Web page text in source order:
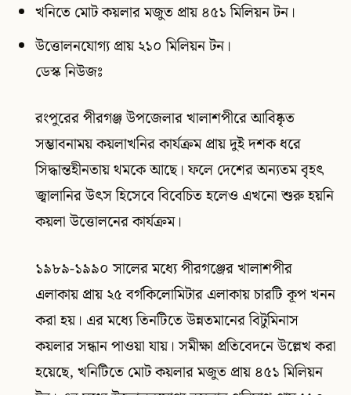
খনিতে মোট কয়লার মজুত প্রায় ৪৫১ মিলিয়ন টন।
উত্তোলনযোগ্য প্রায় ২১০ মিলিয়ন টন।
ডেস্ক নিউজঃ
রংপুরের পীরগঞ্জ উপজেলার খালাশপীরে আবিষ্কৃত
সম্ভাবনাময় কয়লাখনির কার্যক্রম প্রায় দুই দশক ধরে
সিদ্ধান্তহীনতায় থমকে আছে। ফলে দেশের অন্যতম বৃহৎ
জ্বালানির উৎস হিসেবে বিবেচিত হলেও এখনো শুরু হয়নি
কয়লা উত্তোলনের কার্যক্রম।
১৯৮৯-১৯৯০ সালের মধ্যে পীরগঞ্জের খালাশপীর
এলাকায় প্রায় ২৫ বর্গকিলোমিটার এলাকায় চারটি কূপ খনন
করা হয়। এর মধ্যে তিনটিতে উন্নতমানের বিটুমিনাস
কয়লার সন্ধান পাওয়া যায়। সমীক্ষা প্রতিবেদনে উল্লেখ করা
হয়েছে, খনিটিতে মোট কয়লার মজুত প্রায় ৪৫১ মিলিয়ন